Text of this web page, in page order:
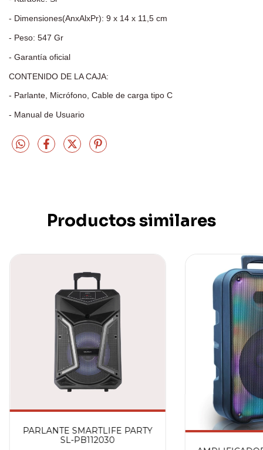
- Dimensiones(AnxAlxPr): 9 x 14 x 11,5 cm
- Peso: 547 Gr
- Garantía oficial
CONTENIDO DE LA CAJA:
- Parlante, Micrófono, Cable de carga tipo C
- Manual de Usuario
Productos similares
PARLANTE SMARTLIFE PARTY
SL-PB112030